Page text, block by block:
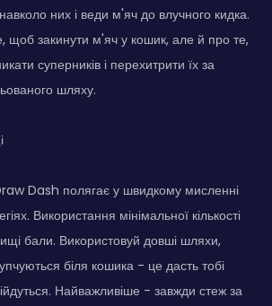
них і веди м'яч до влучного кидка.
щоб закинути м'яч у кошик, але й про те,
суперників і перехитрити їх за
шляху.
Dash полягає у швидкому мисленні
Використання мінімальної кількості
бали. Використовуй довші шляхи,
біля кошика - це дасть тобі
Найважливіше - завжди стеж за